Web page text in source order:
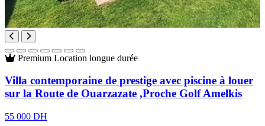
Premium Location longue durée
Villa contemporaine de prestige avec piscine à louer
sur la Route de Ouarzazate ,Proche Golf Amelkis
55 000 DH